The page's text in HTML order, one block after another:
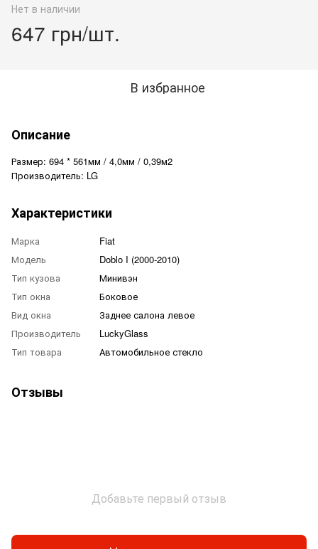
Нет в наличии
647 грн/шт.
В избранное
Описание
Размер: 694 * 561мм / 4,0мм / 0,39м2
Производитель: LG
Характеристики
Марка
Fiat
Модель
Doblo I (2000-2010)
Тип кузова
Минивэн
Тип окна
Боковое
Вид окна
Заднее салона левое
Производитель
LuckyGlass
Тип товара
Автомобильное стекло
Отзывы
Добавьте первый отзыв